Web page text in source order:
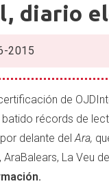
diario
2015
de
récords de
delante delAra,
La Veu